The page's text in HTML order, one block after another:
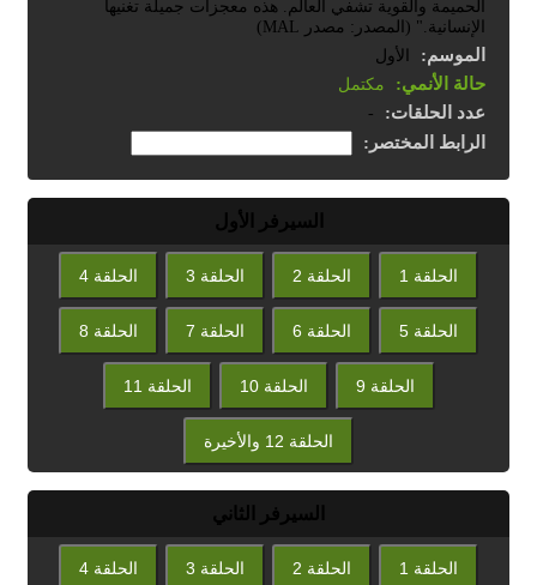
الحميمة والقوية تشفي العالم. هذه معجزات جميلة تغنيها
الإنسانية." (المصدر: مصدر MAL)
الموسم: الأول
حالة الأنمي: مكتمل
عدد الحلقات: -
الرابط المختصر:
السيرفر الأول
الحلقة 1 الحلقة 2 الحلقة 3 الحلقة 4
الحلقة 5 الحلقة 6 الحلقة 7 الحلقة 8
الحلقة 9 الحلقة 10 الحلقة 11
الحلقة 12 والأخيرة
السيرفر الثاني
الحلقة 1 الحلقة 2 الحلقة 3 الحلقة 4